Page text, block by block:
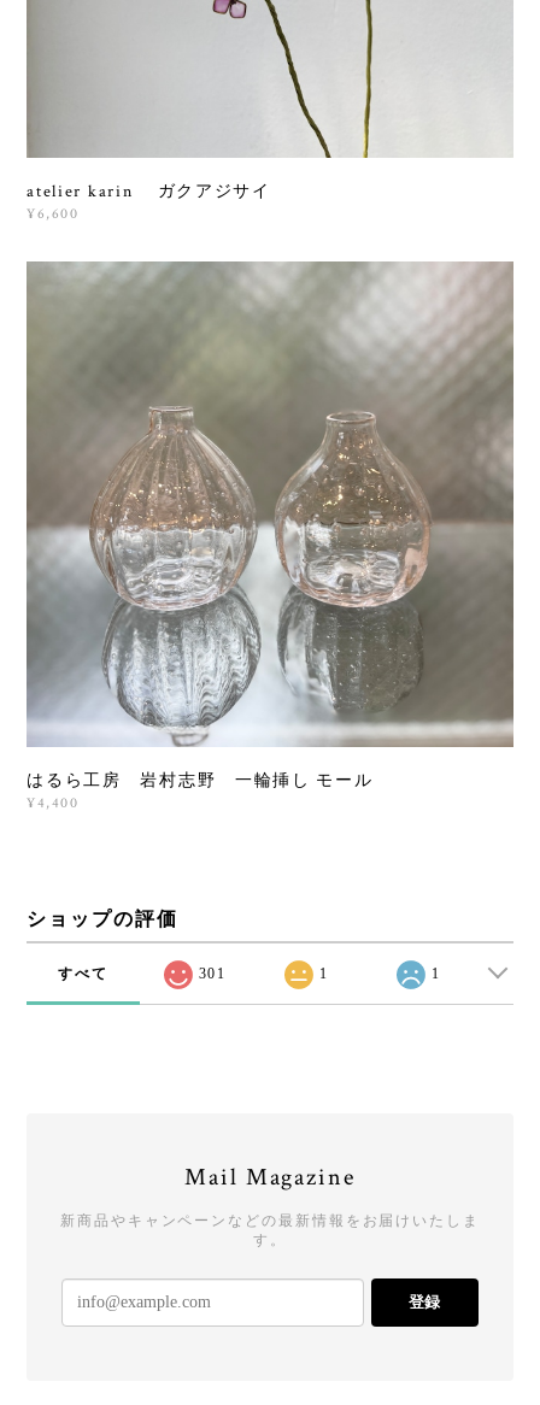
atelier karin ガクアジサイ
¥6,600
はるら工房 岩村志野 一輪挿し モール
¥4,400
ショップの評価
すべて 301 1 1
Mail Magazine
新商品やキャンペーンなどの最新情報をお届けいたしま
す。
登録